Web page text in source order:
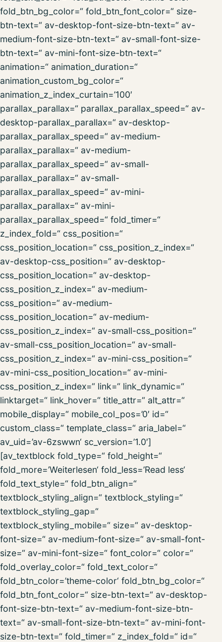
fold_btn_bg_color=“ fold_btn_font_color=“ size-
btn-text=“ av-desktop-font-size-btn-text=“ av-
medium-font-size-btn-text=“ av-small-font-size-
btn-text=“ av-mini-font-size-btn-text=“
animation=“ animation_duration=“
animation_custom_bg_color=“
animation_z_index_curtain=’100′
parallax_parallax=“ parallax_parallax_speed=“ av-
desktop-parallax_parallax=“ av-desktop-
parallax_parallax_speed=“ av-medium-
parallax_parallax=“ av-medium-
parallax_parallax_speed=“ av-small-
parallax_parallax=“ av-small-
parallax_parallax_speed=“ av-mini-
parallax_parallax=“ av-mini-
parallax_parallax_speed=“ fold_timer=“
z_index_fold=“ css_position=“
css_position_location=“ css_position_z_index=“
av-desktop-css_position=“ av-desktop-
css_position_location=“ av-desktop-
css_position_z_index=“ av-medium-
css_position=“ av-medium-
css_position_location=“ av-medium-
css_position_z_index=“ av-small-css_position=“
av-small-css_position_location=“ av-small-
css_position_z_index=“ av-mini-css_position=“
av-mini-css_position_location=“ av-mini-
css_position_z_index=“ link=“ link_dynamic=“
linktarget=“ link_hover=“ title_attr=“ alt_attr=“
mobile_display=“ mobile_col_pos=’0′ id=“
custom_class=“ template_class=“ aria_label=“
av_uid=’av-6zswwn‘ sc_version=’1.0′]
[av_textblock fold_type=“ fold_height=“
fold_more=’Weiterlesen‘ fold_less=’Read less‘
fold_text_style=“ fold_btn_align=“
textblock_styling_align=“ textblock_styling=“
textblock_styling_gap=“
textblock_styling_mobile=“ size=“ av-desktop-
font-size=“ av-medium-font-size=“ av-small-font-
size=“ av-mini-font-size=“ font_color=“ color=“
fold_overlay_color=“ fold_text_color=“
fold_btn_color=’theme-color‘ fold_btn_bg_color=“
fold_btn_font_color=“ size-btn-text=“ av-desktop-
font-size-btn-text=“ av-medium-font-size-btn-
text=“ av-small-font-size-btn-text=“ av-mini-font-
size-btn-text=“ fold_timer=“ z_index_fold=“ id=“